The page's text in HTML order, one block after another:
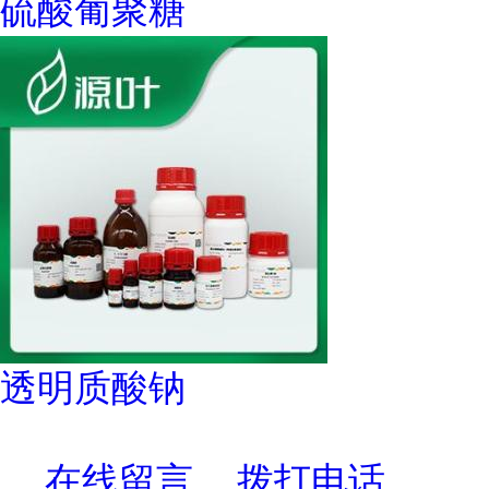
硫酸葡聚糖
透明质酸钠
在线留言 拨打电话